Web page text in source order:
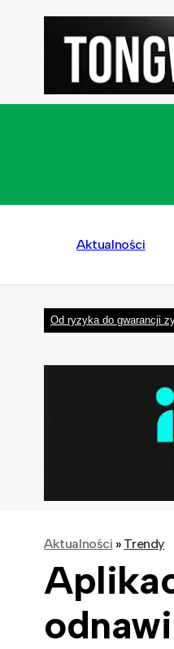
Aktualności
Od ryzyka do gwarancji
Aktualności » Trendy